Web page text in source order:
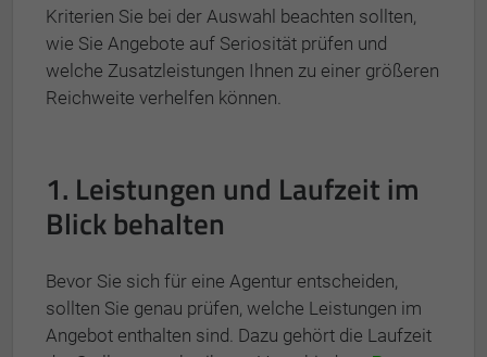
Kriterien Sie bei der Auswahl beachten sollten,
wie Sie Angebote auf Seriosität prüfen und
welche Zusatzleistungen Ihnen zu einer größeren
Reichweite verhelfen können.
1. Leistungen und Laufzeit im
Blick behalten
Bevor Sie sich für eine Agentur entscheiden,
sollten Sie genau prüfen, welche Leistungen im
Angebot enthalten sind. Dazu gehört die Laufzeit